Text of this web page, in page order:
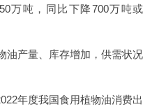
万吨，同比下降700万吨或
油产量、库存增加，供需状况
年度我国食用植物油消费出